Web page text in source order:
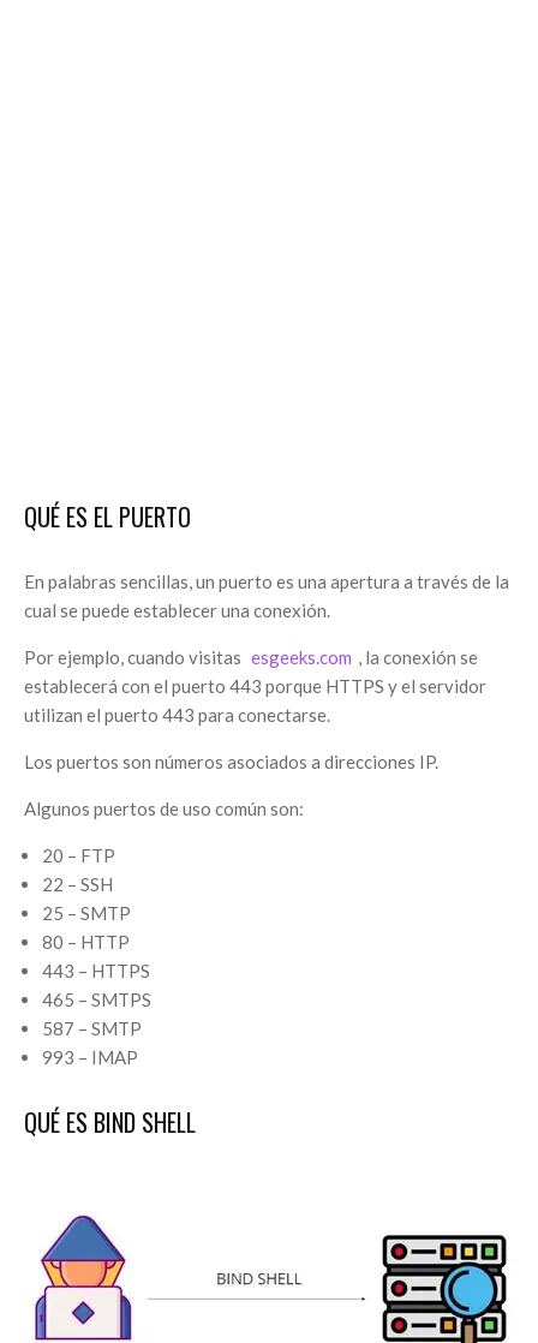
QUÉ ES EL PUERTO
En palabras sencillas, un puerto es una apertura a través de la
cual se puede establecer una conexión.
Por ejemplo, cuando visitas esgeeks.com , la conexión se
establecerá con el puerto 443 porque HTTPS y el servidor
utilizan el puerto 443 para conectarse.
Los puertos son números asociados a direcciones IP.
Algunos puertos de uso común son:
20 – FTP
22 – SSH
25 – SMTP
80 – HTTP
443 – HTTPS
465 – SMTPS
587 – SMTP
993 – IMAP
QUÉ ES BIND SHELL